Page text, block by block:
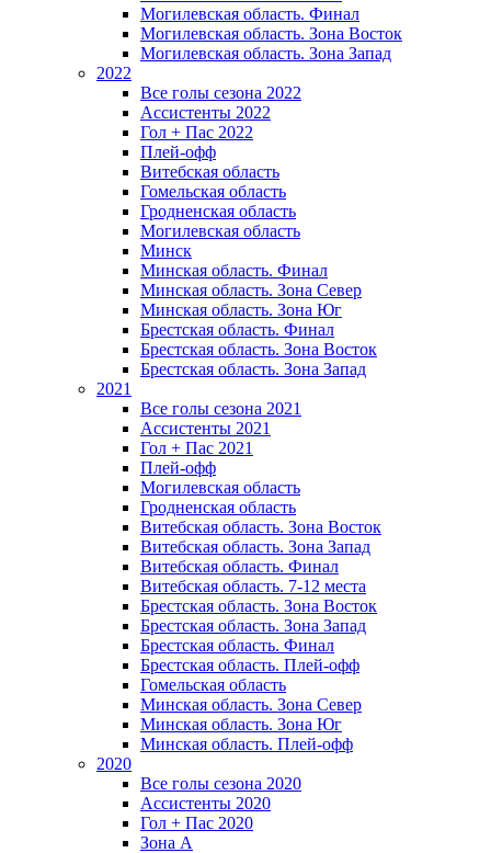
Могилевская область. Финал
Могилевская область. Зона Восток
Могилевская область. Зона Запад
2022
Все голы сезона 2022
Ассистенты 2022
Гол + Пас 2022
Плей-офф
Витебская область
Гомельская область
Гродненская область
Могилевская область
Минск
Mинская область. Финал
Минская область. Зона Север
Минская область. Зона Юг
Брестская область. Финал
Брестская область. Зона Восток
Брестская область. Зона Запад
2021
Все голы сезона 2021
Ассистенты 2021
Гол + Пас 2021
Плей-офф
Могилевская область
Гродненская область
Витебская область. Зона Восток
Витебская область. Зона Запад
Витебская область. Финал
Витебская область. 7-12 места
Брестская область. Зона Восток
Брестская область. Зона Запад
Брестская область. Финал
Брестская область. Плей-офф
Гомельская область
Минская область. Зона Север
Минская область. Зона Юг
Минская область. Плей-офф
2020
Все голы сезона 2020
Ассистенты 2020
Гол + Пас 2020
Зона А